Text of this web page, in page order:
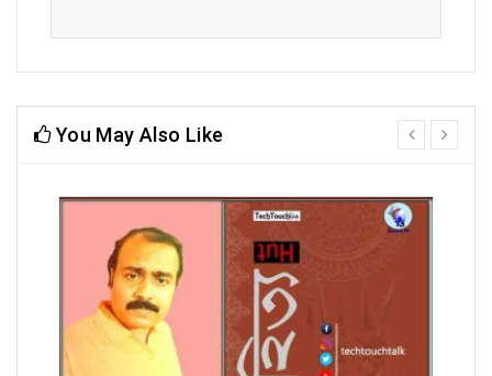
You May Also Like
prev